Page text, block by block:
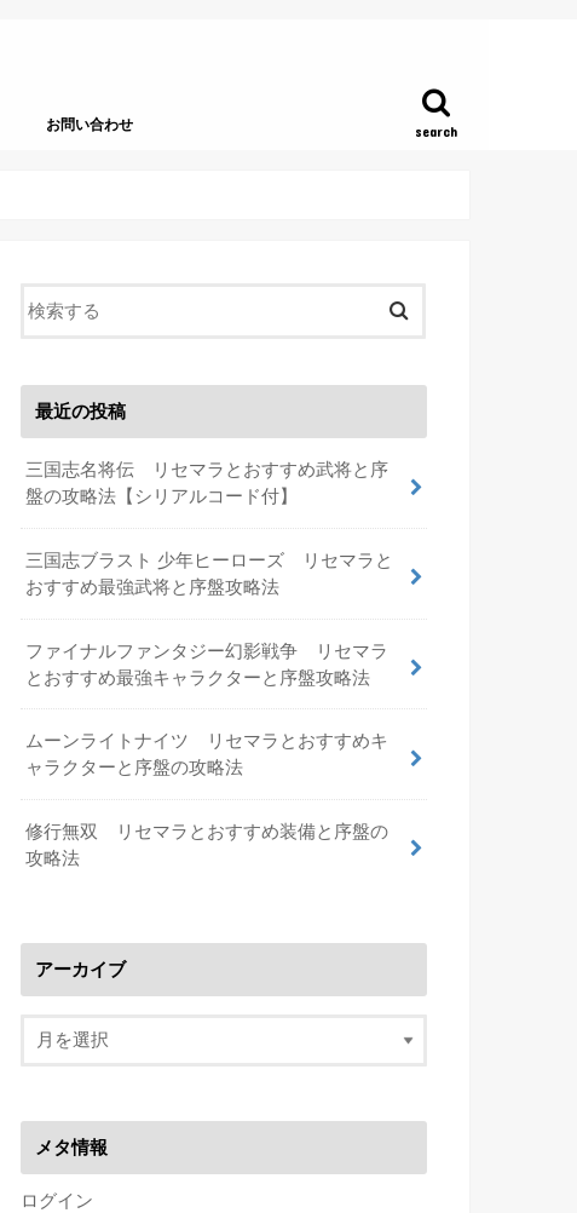
search
お問い合わせ
最近の投稿
三国志名将伝 リセマラとおすすめ武将と序
盤の攻略法【シリアルコード付】
三国志ブラスト 少年ヒーローズ リセマラと
おすすめ最強武将と序盤攻略法
ファイナルファンタジー幻影戦争 リセマラ
とおすすめ最強キャラクターと序盤攻略法
ムーンライトナイツ リセマラとおすすめキ
ャラクターと序盤の攻略法
修行無双 リセマラとおすすめ装備と序盤の
攻略法
アーカイブ
メタ情報
ログイン